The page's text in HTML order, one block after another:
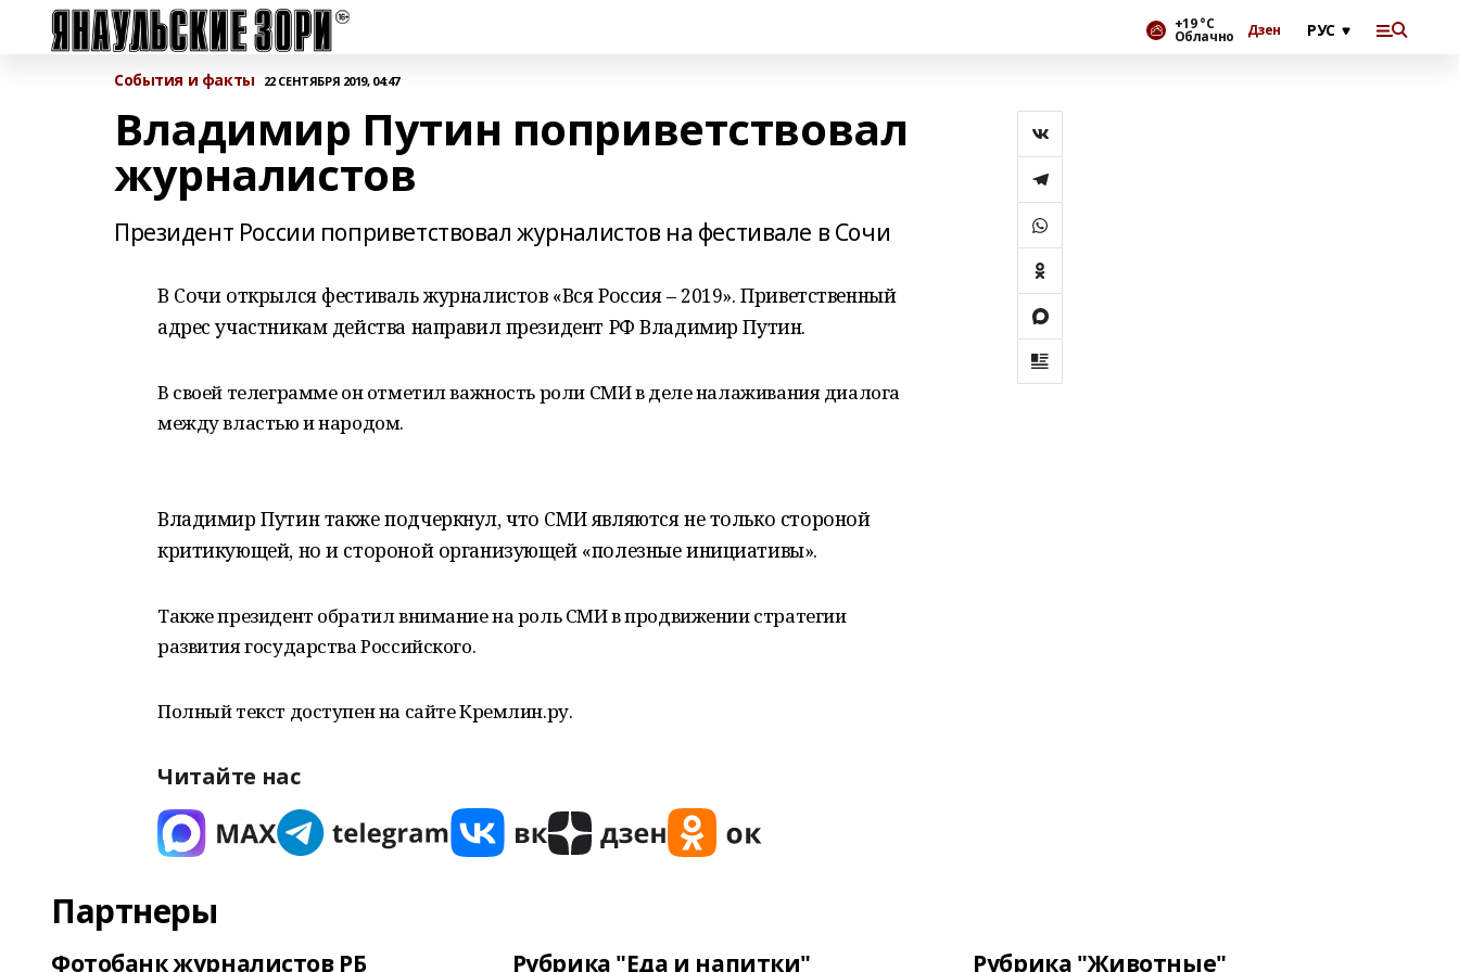
+19 °С
Облачно Дзен
События и факты 22 СЕНТЯБРЯ 2019, 04:47
Владимир Путин поприветствовал
журналистов
Президент России поприветствовал журналистов на фестивале в Сочи
В Сочи открылся фестиваль журналистов «Вся Россия – 2019». Приветственный
адрес участникам действа направил президент РФ Владимир Путин.
В своей телеграмме он отметил важность роли СМИ в деле налаживания диалога
между властью и народом.
Владимир Путин также подчеркнул, что СМИ являются не только стороной
критикующей, но и стороной организующей «полезные инициативы».
Также президент обратил внимание на роль СМИ в продвижении стратегии
развития государства Российского.
Полный текст доступен на сайте Кремлин.ру.
Читайте нас
Партнеры
Фотобанк журналистов РБ Рубрика "Еда и напитки" Рубрика "Животные"